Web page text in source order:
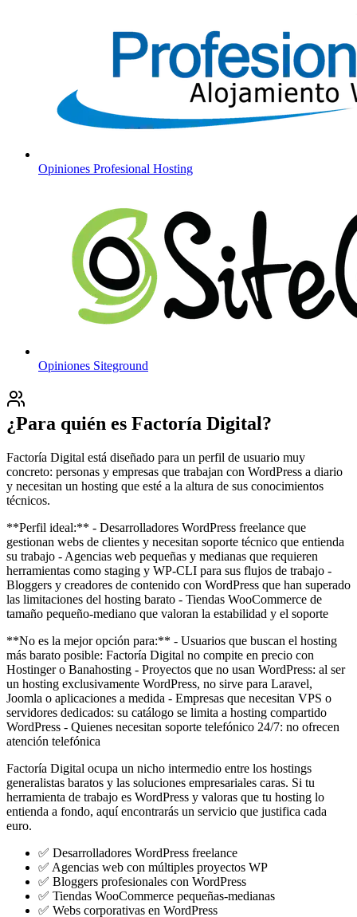
Opiniones Profesional Hosting
Opiniones Siteground
¿Para quién es Factoría Digital?
Factoría Digital está diseñado para un perfil de usuario muy
concreto: personas y empresas que trabajan con WordPress a diario
y necesitan un hosting que esté a la altura de sus conocimientos
técnicos.
**Perfil ideal:** - Desarrolladores WordPress freelance que
gestionan webs de clientes y necesitan soporte técnico que entienda
su trabajo - Agencias web pequeñas y medianas que requieren
herramientas como staging y WP-CLI para sus flujos de trabajo -
Bloggers y creadores de contenido con WordPress que han superado
las limitaciones del hosting barato - Tiendas WooCommerce de
tamaño pequeño-mediano que valoran la estabilidad y el soporte
**No es la mejor opción para:** - Usuarios que buscan el hosting
más barato posible: Factoría Digital no compite en precio con
Hostinger o Banahosting - Proyectos que no usan WordPress: al ser
un hosting exclusivamente WordPress, no sirve para Laravel,
Joomla o aplicaciones a medida - Empresas que necesitan VPS o
servidores dedicados: su catálogo se limita a hosting compartido
WordPress - Quienes necesitan soporte telefónico 24/7: no ofrecen
atención telefónica
Factoría Digital ocupa un nicho intermedio entre los hostings
generalistas baratos y las soluciones empresariales caras. Si tu
herramienta de trabajo es WordPress y valoras que tu hosting lo
entienda a fondo, aquí encontrarás un servicio que justifica cada
euro.
✅ Desarrolladores WordPress freelance
✅ Agencias web con múltiples proyectos WP
✅ Bloggers profesionales con WordPress
✅ Tiendas WooCommerce pequeñas-medianas
✅ Webs corporativas en WordPress